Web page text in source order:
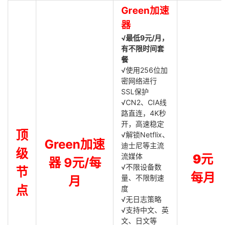
顶
级
节
点
Green加速
器 9元/每
月
Green加速
器
√最低9元/月，
有不限时间套
餐
√使用256位加
密网络进行
SSL保护
√CN2、CIA线
路直连，4K秒
开，高速稳定
√解锁Netflix、
迪士尼等主流
流媒体
√不限设备数
量、不限制速
度
√无日志策略
√支持中文、英
文、日文等
9元
每月